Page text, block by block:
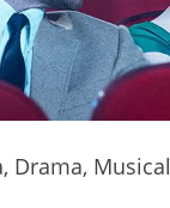
Drama, Musical